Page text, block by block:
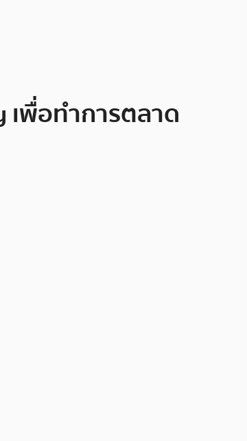
พื่อทำการตลาด